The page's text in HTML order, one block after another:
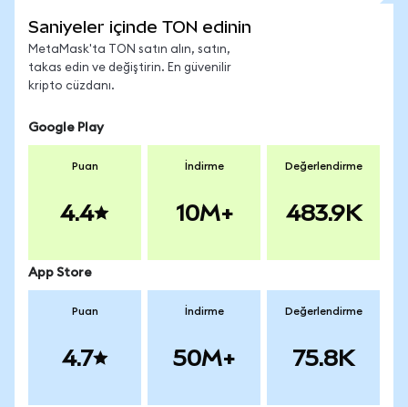
Saniyeler içinde TON edinin
MetaMask'ta TON satın alın, satın,
takas edin ve değiştirin. En güvenilir
kripto cüzdanı.
Google Play
Puan
4.4
İndirme
10M+
Değerlendirme
483.9K
App Store
Puan
4.7
İndirme
50M+
Değerlendirme
75.8K